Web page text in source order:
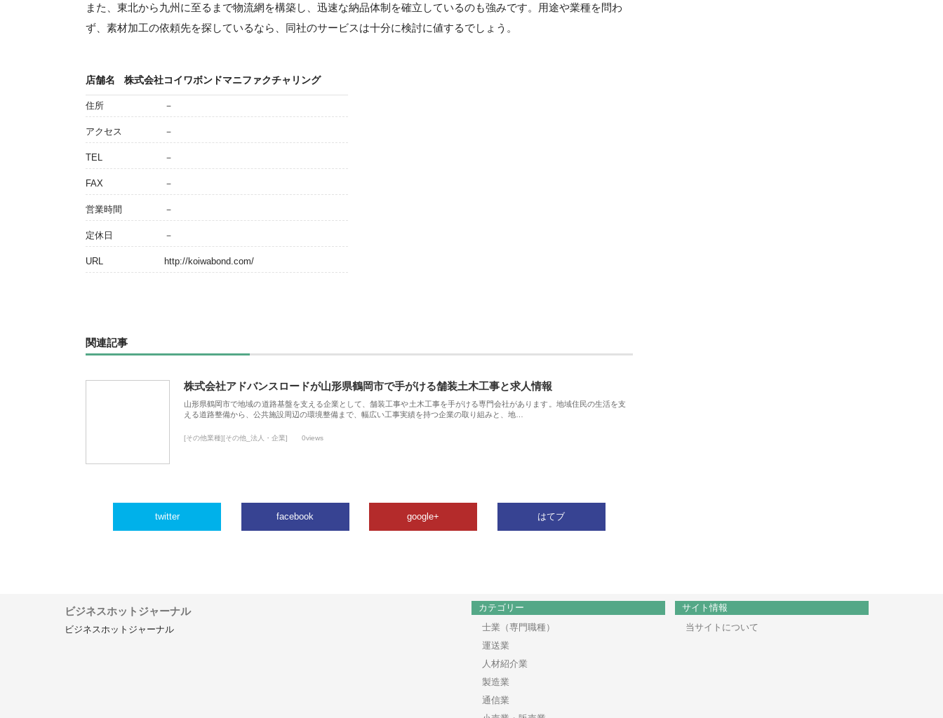
また、東北から九州に至るまで物流網を構築し、迅速な納品体制を確立しているのも強みです。用途や業種を問わ
ず、素材加工の依頼先を探しているなら、同社のサービスは十分に検討に値するでしょう。
店舗名 株式会社コイワボンドマニファクチャリング
住所 －
アクセス －
TEL －
FAX －
営業時間 －
定休日 －
URL http://koiwabond.com/
関連記事
株式会社アドバンスロードが山形県鶴岡市で手がける舗装土木工事と求人情報
山形県鶴岡市で地域の道路基盤を支える企業として、舗装工事や土木工事を手がける専門会社があります。地域住民の生活を支
える道路整備から、公共施設周辺の環境整備まで、幅広い工事実績を持つ企業の取り組みと、地…
[その他業種][その他_法人・企業] 0views
twitter facebook google+ はてブ
ビジネスホットジャーナル
ビジネスホットジャーナル
カテゴリー
士業（専門職種）
運送業
人材紹介業
製造業
通信業
サイト情報
当サイトについて